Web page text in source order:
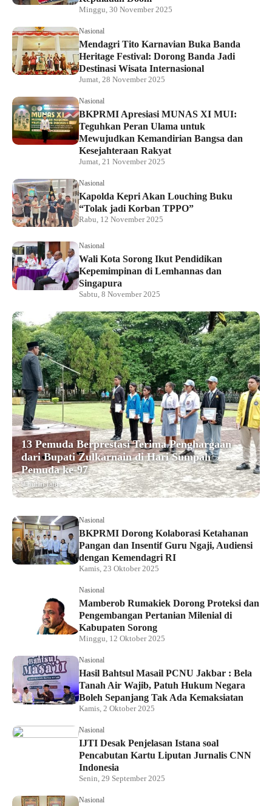
Minggu, 30 November 2025
Nasional
Mendagri Tito Karnavian Buka Banda
Heritage Festival: Dorong Banda Jadi
Destinasi Wisata Internasional
Jumat, 28 November 2025
Nasional
BKPRMI Apresiasi MUNAS XI MUI:
Teguhkan Peran Ulama untuk
Mewujudkan Kemandirian Bangsa dan
Kesejahteraan Rakyat
Jumat, 21 November 2025
Nasional
Kapolda Kepri Akan Louching Buku
“Tolak jadi Korban TPPO”
Rabu, 12 November 2025
Nasional
Wali Kota Sorong Ikut Pendidikan
Kepemimpinan di Lemhannas dan
Singapura
Sabtu, 8 November 2025
13 Pemuda Berprestasi Terima Penghargaan
dari Bupati Zulkarnain di Hari Sumpah
Pemuda ke-97
9 bulan lalu
Nasional
BKPRMI Dorong Kolaborasi Ketahanan
Pangan dan Insentif Guru Ngaji, Audiensi
dengan Kemendagri RI
Kamis, 23 Oktober 2025
Nasional
Mamberob Rumakiek Dorong Proteksi dan
Pengembangan Pertanian Milenial di
Kabupaten Sorong
Minggu, 12 Oktober 2025
Nasional
Hasil Bahtsul Masail PCNU Jakbar : Bela
Tanah Air Wajib, Patuh Hukum Negara
Boleh Sepanjang Tak Ada Kemaksiatan
Kamis, 2 Oktober 2025
Nasional
IJTI Desak Penjelasan Istana soal
Pencabutan Kartu Liputan Jurnalis CNN
Indonesia
Senin, 29 September 2025
Nasional